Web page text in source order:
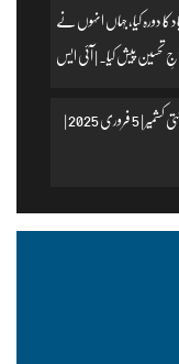
دورہ کیا، جہاں انہوں نے
تحسین پیش کیا۔ | آئی ایس
کشمیر ایک زخم | یومِ یکجہتی کشمیر | 5 فروری 2025 |